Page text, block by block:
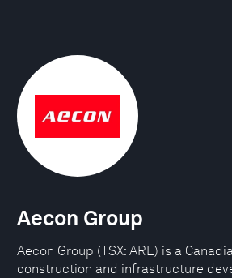
Aecon Group
Aecon Group (TSX: ARE) is a
construction and infrastructure